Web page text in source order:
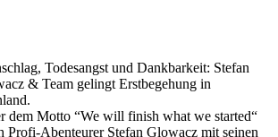
Todesangst und Dankbarkeit: Stefan
& Team gelingt Erstbegehung in
dem Motto “We will finish what we started“
Profi-Abenteurer Stefan Glowacz mit seinen